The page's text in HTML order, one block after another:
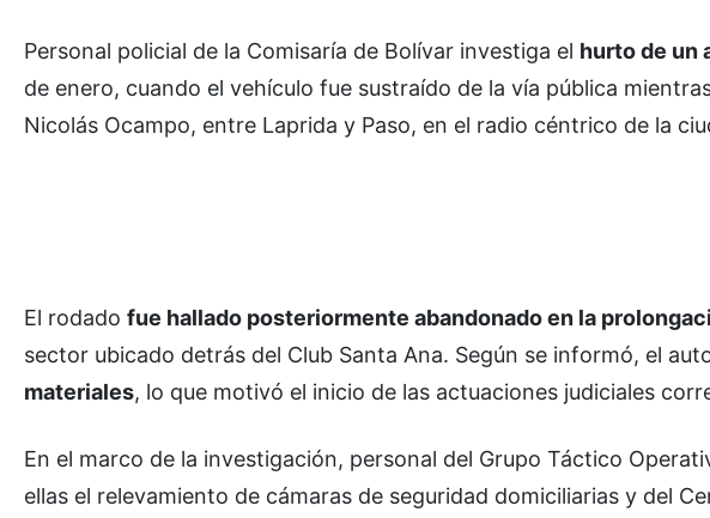
Personal policial de la Comisaría de Bolívar investiga el hurto de un
de enero, cuando el vehículo fue sustraído de la vía pública
Nicolás Ocampo, entre Laprida y Paso, en el radio céntrico de la
El rodado fue hallado posteriormente abandonado en la
sector ubicado detrás del Club Santa Ana. Según se informó, el
materiales, lo que motivó el inicio de las actuaciones judiciales
En el marco de la investigación, personal del Grupo Táctico
ellas el relevamiento de cámaras de seguridad domiciliarias y del